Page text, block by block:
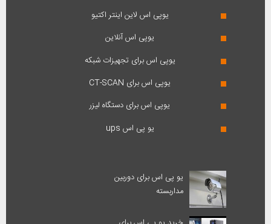
یوپی اس لاین اینتر اکتیو
یوپی اس آنلاین
یوپی اس برای تجهیزات شبکه
یوپی اس برای CT-SCAN
یوپی اس برای دستگاه لیزر
یو پی اس ups
یو پی اس برای دوربین
مداربسته